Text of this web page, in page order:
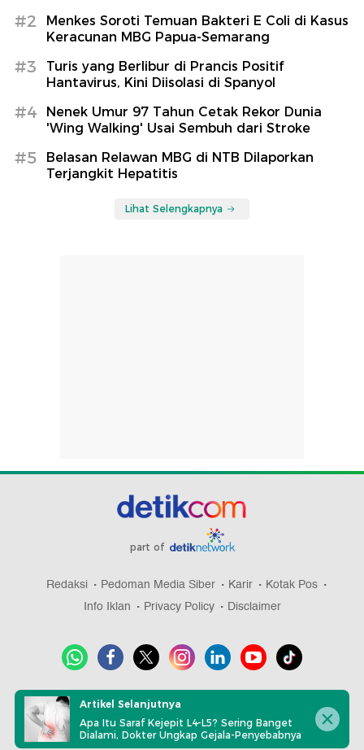
#2
Menkes Soroti Temuan Bakteri E Coli di Kasus
Keracunan MBG Papua-Semarang
#3
Turis yang Berlibur di Prancis Positif
Hantavirus, Kini Diisolasi di Spanyol
#4
Nenek Umur 97 Tahun Cetak Rekor Dunia
'Wing Walking' Usai Sembuh dari Stroke
#5
Belasan Relawan MBG di NTB Dilaporkan
Terjangkit Hepatitis
Lihat Selengkapnya
part of
Redaksi Pedoman Media Siber Karir
Kotak Pos
Info Iklan
Privacy Policy Disclaimer
Artikel Selanjutnya
Apa Itu Saraf Kejepit L4-L5? Sering Banget
Dialami, Dokter Ungkap Gejala-Penyebabnya